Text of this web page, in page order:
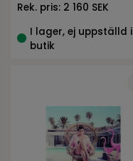
Rek. pris: 2 160 SEK
I lager, ej uppställd i
butik